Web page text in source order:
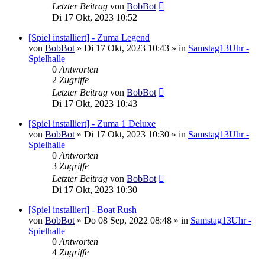
Letzter Beitrag von BobBot
Di 17 Okt, 2023 10:52
[Spiel installiert] - Zuma Legend
von BobBot» Di 17 Okt, 2023 10:43 » in Samstag13Uhr -
Spielhalle
0Antworten
2 Zugriffe
Letzter Beitrag von BobBot
Di 17 Okt, 2023 10:43
[Spiel installiert] - Zuma 1 Deluxe
von BobBot» Di 17 Okt, 2023 10:30 » in Samstag13Uhr -
Spielhalle
0Antworten
3 Zugriffe
Letzter Beitrag von BobBot
Di 17 Okt, 2023 10:30
[Spiel installiert] - Boat Rush
von BobBot» Do 08 Sep, 2022 08:48 » in Samstag13Uhr -
Spielhalle
0Antworten
4 Zugriffe